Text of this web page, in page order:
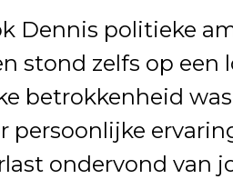
Dennis politieke
stond zelfs op een
betrokkenheid
persoonlijke
ondervond van